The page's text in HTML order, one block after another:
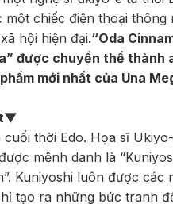
một chiếc điện thoại thông
hội hiện đại.“Oda
được chuyển thể thành
mới nhất của Una
cuối thời Edo. Họa sĩ
mệnh danh là
Kuniyoshi luôn được các
tạo ra những bức tranh